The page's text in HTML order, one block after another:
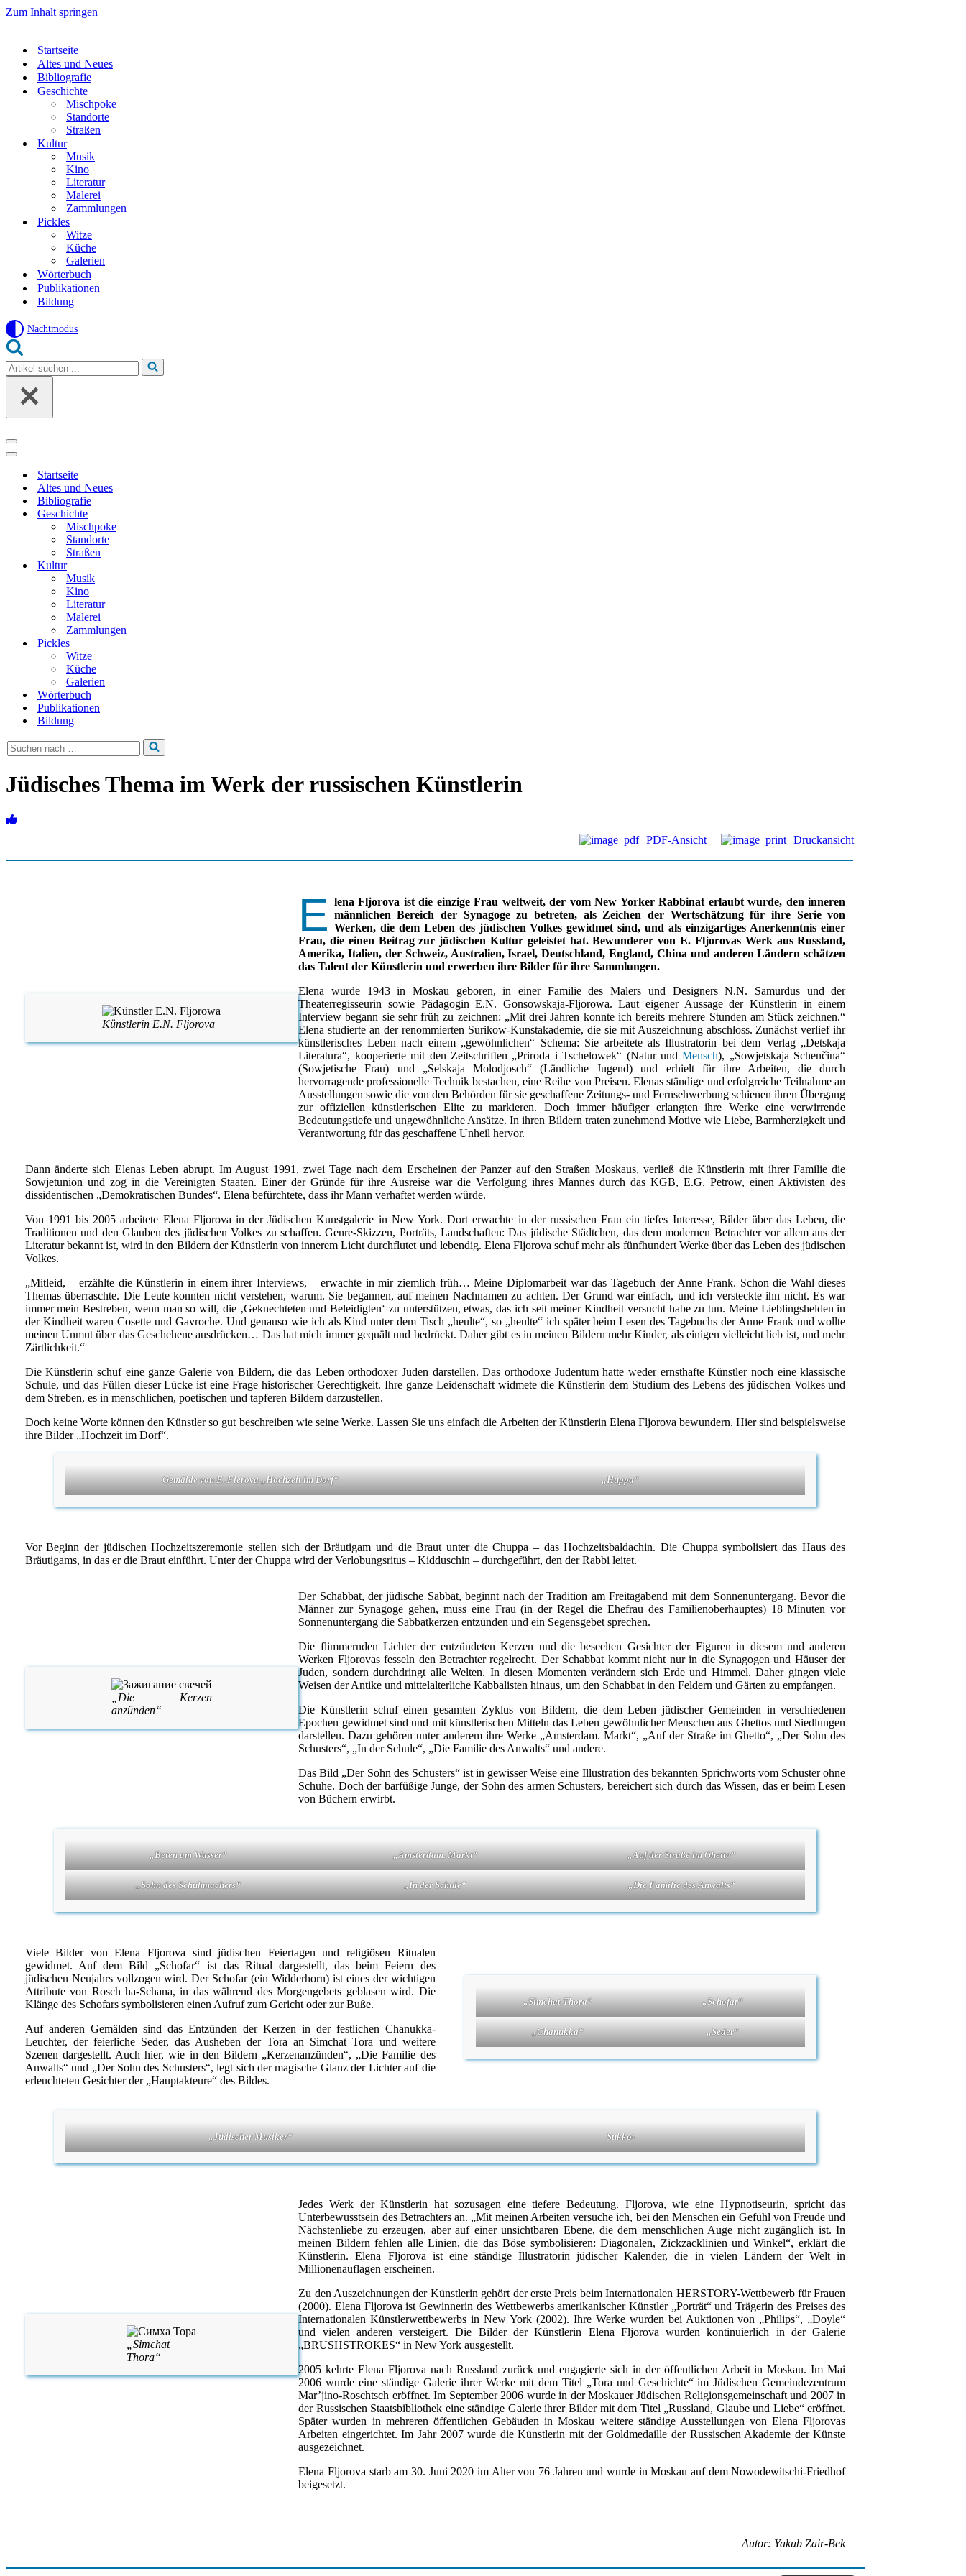
Zum Inhalt springen
Startseite
Altes und Neues
Bibliografie
Geschichte
Mischpoke
Standorte
Straßen
Kultur
Musik
Kino
Literatur
Malerei
Zammlungen
Pickles
Witze
Küche
Galerien
Wörterbuch
Publikationen
Bildung
Nachtmodus
Suchen
nach …
Navigationsmenü
Navigationsmenü
Startseite
Altes und Neues
Bibliografie
Geschichte
Mischpoke
Standorte
Straßen
Kultur
Musik
Kino
Literatur
Malerei
Zammlungen
Pickles
Witze
Küche
Galerien
Wörterbuch
Publikationen
Bildung
Suchen
nach …
Jüdisches Thema im Werk der russischen Künstlerin
PDF-Ansicht Druckansicht
Künstlerin E.N. Fljorova
E lena Fljorova ist die einzige Frau weltweit, der vom New Yorker Rabbinat erlaubt wurde, den inneren
männlichen Bereich der Synagoge zu betreten, als Zeichen der Wertschätzung für ihre Serie von
Werken, die dem Leben des jüdischen Volkes gewidmet sind, und als einzigartiges Anerkenntnis einer
Frau, die einen Beitrag zur jüdischen Kultur geleistet hat. Bewunderer von E. Fljorovas Werk aus Russland,
Amerika, Italien, der Schweiz, Australien, Israel, Deutschland, England, China und anderen Ländern schätzen
das Talent der Künstlerin und erwerben ihre Bilder für ihre Sammlungen.
Elena wurde 1943 in Moskau geboren, in einer Familie des Malers und Designers N.N. Samurdus und der
Theaterregisseurin sowie Pädagogin E.N. Gonsowskaja-Fljorowa. Laut eigener Aussage der Künstlerin in einem
Interview begann sie sehr früh zu zeichnen: „Mit drei Jahren konnte ich bereits mehrere Stunden am Stück zeichnen.“
Elena studierte an der renommierten Surikow-Kunstakademie, die sie mit Auszeichnung abschloss. Zunächst verlief ihr
künstlerisches Leben nach einem „gewöhnlichen“ Schema: Sie arbeitete als Illustratorin bei dem Verlag „Detskaja
Literatura“, kooperierte mit den Zeitschriften „Priroda i Tschelowek“ (Natur undMensch), „Sowjetskaja Schenčina“
(Sowjetische Frau) und „Selskaja Molodjosch“ (Ländliche Jugend) und erhielt für ihre Arbeiten, die durch
hervorragende professionelle Technik bestachen, eine Reihe von Preisen. Elenas ständige und erfolgreiche Teilnahme an
Ausstellungen sowie die von den Behörden für sie geschaffene Zeitungs- und Fernsehwerbung schienen ihren Übergang
zur offiziellen künstlerischen Elite zu markieren. Doch immer häufiger erlangten ihre Werke eine verwirrende
Bedeutungstiefe und ungewöhnliche Ansätze. In ihren Bildern traten zunehmend Motive wie Liebe, Barmherzigkeit und
Verantwortung für das geschaffene Unheil hervor.
Dann änderte sich Elenas Leben abrupt. Im August 1991, zwei Tage nach dem Erscheinen der Panzer auf den Straßen Moskaus, verließ die Künstlerin mit ihrer Familie die
Sowjetunion und zog in die Vereinigten Staaten. Einer der Gründe für ihre Ausreise war die Verfolgung ihres Mannes durch das KGB, E.G. Petrow, einen Aktivisten des
dissidentischen „Demokratischen Bundes“. Elena befürchtete, dass ihr Mann verhaftet werden würde.
Von 1991 bis 2005 arbeitete Elena Fljorova in der Jüdischen Kunstgalerie in New York. Dort erwachte in der russischen Frau ein tiefes Interesse, Bilder über das Leben, die
Traditionen und den Glauben des jüdischen Volkes zu schaffen. Genre-Skizzen, Porträts, Landschaften: Das jüdische Städtchen, das dem modernen Betrachter vor allem aus der
Literatur bekannt ist, wird in den Bildern der Künstlerin von innerem Licht durchflutet und lebendig. Elena Fljorova schuf mehr als fünfhundert Werke über das Leben des jüdischen
Volkes.
„Mitleid, – erzählte die Künstlerin in einem ihrer Interviews, – erwachte in mir ziemlich früh… Meine Diplomarbeit war das Tagebuch der Anne Frank. Schon die Wahl dieses
Themas überraschte. Die Leute konnten nicht verstehen, warum. Sie begannen, auf meinen Nachnamen zu achten. Der Grund war einfach, und ich versteckte ihn nicht. Es war
immer mein Bestreben, wenn man so will, die ‚Geknechteten und Beleidigten‘ zu unterstützen, etwas, das ich seit meiner Kindheit versucht habe zu tun. Meine Lieblingshelden in
der Kindheit waren Cosette und Gavroche. Und genauso wie ich als Kind unter dem Tisch „heulte“, so „heulte“ ich später beim Lesen des Tagebuchs der Anne Frank und wollte
meinen Unmut über das Geschehene ausdrücken… Das hat mich immer gequält und bedrückt. Daher gibt es in meinen Bildern mehr Kinder, als einigen vielleicht lieb ist, und mehr
Zärtlichkeit.“
Die Künstlerin schuf eine ganze Galerie von Bildern, die das Leben orthodoxer Juden darstellen. Das orthodoxe Judentum hatte weder ernsthafte Künstler noch eine klassische
Schule, und das Füllen dieser Lücke ist eine Frage historischer Gerechtigkeit. Ihre ganze Leidenschaft widmete die Künstlerin dem Studium des Lebens des jüdischen Volkes und
dem Streben, es in menschlichen, poetischen und tapferen Bildern darzustellen.
Doch keine Worte können den Künstler so gut beschreiben wie seine Werke. Lassen Sie uns einfach die Arbeiten der Künstlerin Elena Fljorova bewundern. Hier sind beispielsweise
ihre Bilder „Hochzeit im Dorf“.
Gemälde von E. Flerova „Hochzeit im Dorf“ „Huppa“
Vor Beginn der jüdischen Hochzeitszeremonie stellen sich der Bräutigam und die Braut unter die Chuppa – das Hochzeitsbaldachin. Die Chuppa symbolisiert das Haus des
Bräutigams, in das er die Braut einführt. Unter der Chuppa wird der Verlobungsritus – Kidduschin – durchgeführt, den der Rabbi leitet.
„Die Kerzen
anzünden“
Der Schabbat, der jüdische Sabbat, beginnt nach der Tradition am Freitagabend mit dem Sonnenuntergang. Bevor die
Männer zur Synagoge gehen, muss eine Frau (in der Regel die Ehefrau des Familienoberhauptes) 18 Minuten vor
Sonnenuntergang die Sabbatkerzen entzünden und ein Segensgebet sprechen.
Die flimmernden Lichter der entzündeten Kerzen und die beseelten Gesichter der Figuren in diesem und anderen
Werken Fljorovas fesseln den Betrachter regelrecht. Der Schabbat kommt nicht nur in die Synagogen und Häuser der
Juden, sondern durchdringt alle Welten. In diesen Momenten verändern sich Erde und Himmel. Daher gingen viele
Weisen der Antike und mittelalterliche Kabbalisten hinaus, um den Schabbat in den Feldern und Gärten zu empfangen.
Die Künstlerin schuf einen gesamten Zyklus von Bildern, die dem Leben jüdischer Gemeinden in verschiedenen
Epochen gewidmet sind und mit künstlerischen Mitteln das Leben gewöhnlicher Menschen aus Ghettos und Siedlungen
darstellen. Dazu gehören unter anderem ihre Werke „Amsterdam. Markt“, „Auf der Straße im Ghetto“, „Der Sohn des
Schusters“, „In der Schule“, „Die Familie des Anwalts“ und andere.
Das Bild „Der Sohn des Schusters“ ist in gewisser Weise eine Illustration des bekannten Sprichworts vom Schuster ohne
Schuhe. Doch der barfüßige Junge, der Sohn des armen Schusters, bereichert sich durch das Wissen, das er beim Lesen
von Büchern erwirbt.
„Beten am Wasser“ „Amsterdam. Markt“ „Auf der Straße im Ghetto“
„Sohn des Schuhmachers“ „In der Schule“ „Die Familie des Anwalts“
Viele Bilder von Elena Fljorova sind jüdischen Feiertagen und religiösen Ritualen
gewidmet. Auf dem Bild „Schofar“ ist das Ritual dargestellt, das beim Feiern des
jüdischen Neujahrs vollzogen wird. Der Schofar (ein Widderhorn) ist eines der wichtigen
Attribute von Rosch ha-Schana, in das während des Morgengebets geblasen wird. Die
Klänge des Schofars symbolisieren einen Aufruf zum Gericht oder zur Buße.
Auf anderen Gemälden sind das Entzünden der Kerzen in der festlichen Chanukka-
Leuchter, der feierliche Seder, das Ausheben der Tora an Simchat Tora und weitere
Szenen dargestellt. Auch hier, wie in den Bildern „Kerzenanzünden“, „Die Familie des
Anwalts“ und „Der Sohn des Schusters“, legt sich der magische Glanz der Lichter auf die
erleuchteten Gesichter der „Hauptakteure“ des Bildes.
„Simchat Thora“ „Schofar“
„Chanukka“ „Seder“
„Jüdischer Musiker“ Sukkot
„Simchat
Thora“
Jedes Werk der Künstlerin hat sozusagen eine tiefere Bedeutung. Fljorova, wie eine Hypnotiseurin, spricht das
Unterbewusstsein des Betrachters an. „Mit meinen Arbeiten versuche ich, bei den Menschen ein Gefühl von Freude und
Nächstenliebe zu erzeugen, aber auf einer unsichtbaren Ebene, die dem menschlichen Auge nicht zugänglich ist. In
meinen Bildern fehlen alle Linien, die das Böse symbolisieren: Diagonalen, Zickzacklinien und Winkel“, erklärt die
Künstlerin. Elena Fljorova ist eine ständige Illustratorin jüdischer Kalender, die in vielen Ländern der Welt in
Millionenauflagen erscheinen.
Zu den Auszeichnungen der Künstlerin gehört der erste Preis beim Internationalen HERSTORY-Wettbewerb für Frauen
(2000). Elena Fljorova ist Gewinnerin des Wettbewerbs amerikanischer Künstler „Porträt“ und Trägerin des Preises des
Internationalen Künstlerwettbewerbs in New York (2002). Ihre Werke wurden bei Auktionen von „Philips“, „Doyle“
und vielen anderen versteigert. Die Bilder der Künstlerin Elena Fljorova wurden kontinuierlich in der Galerie
„BRUSHSTROKES“ in New York ausgestellt.
2005 kehrte Elena Fljorova nach Russland zurück und engagierte sich in der öffentlichen Arbeit in Moskau. Im Mai
2006 wurde eine ständige Galerie ihrer Werke mit dem Titel „Tora und Geschichte“ im Jüdischen Gemeindezentrum
Mar’jino-Roschtsch eröffnet. Im September 2006 wurde in der Moskauer Jüdischen Religionsgemeinschaft und 2007 in
der Russischen Staatsbibliothek eine ständige Galerie ihrer Bilder mit dem Titel „Russland, Glaube und Liebe“ eröffnet.
Später wurden in mehreren öffentlichen Gebäuden in Moskau weitere ständige Ausstellungen von Elena Fljorovas
Arbeiten eingerichtet. Im Jahr 2007 wurde die Künstlerin mit der Goldmedaille der Russischen Akademie der Künste
ausgezeichnet.
Elena Fljorova starb am 30. Juni 2020 im Alter von 76 Jahren und wurde in Moskau auf dem Nowodewitschi-Friedhof
beigesetzt.
Autor: Yakub Zair-Bek